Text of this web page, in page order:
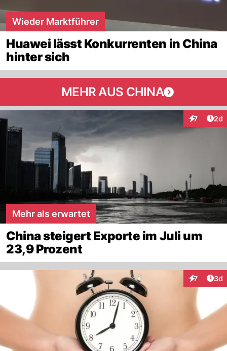
Wieder Marktführer
Huawei lässt Konkurrenten in China
hinter sich
MEHR AUS CHINA
7 2d
Mehr als erwartet
China steigert Exporte im Juli um
23,9 Prozent
7 3d